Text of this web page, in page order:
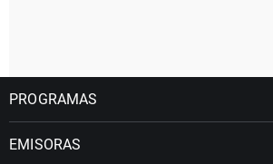
PROGRAMAS
EMISORAS